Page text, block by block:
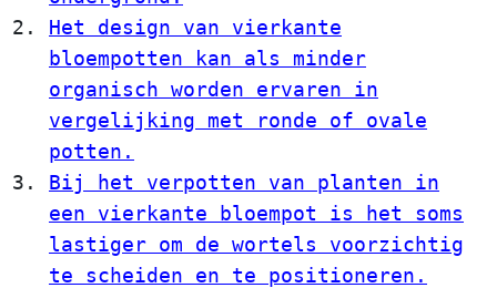
Het design van vierkante
bloempotten kan als minder
organisch worden ervaren in
vergelijking met ronde of ovale
potten.
Bij het verpotten van planten in
een vierkante bloempot is het soms
lastiger om de wortels voorzichtig
te scheiden en te positioneren.